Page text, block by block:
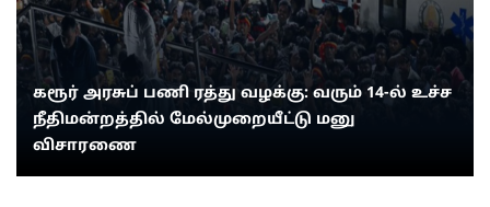
கரூர் அரசுப் பணி ரத்து வழக்கு: வரும் 14-ல் உச்ச
நீதிமன்றத்தில் மேல்முறையீட்டு மனு
விசாரணை